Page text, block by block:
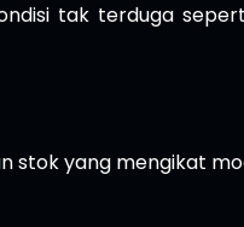
tak terduga
stok yang mengikat